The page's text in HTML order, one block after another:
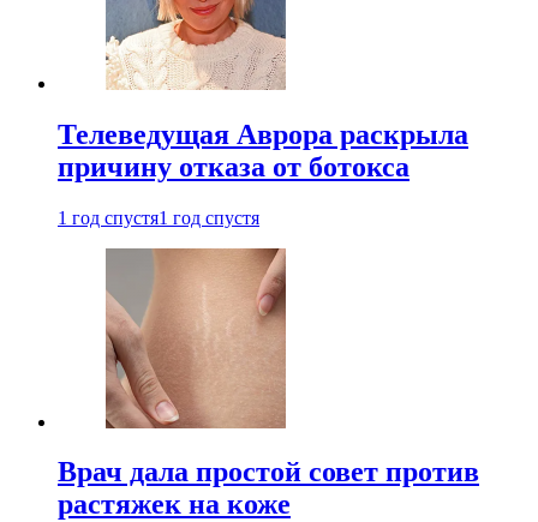
Телеведущая Аврора раскрыла
причину отказа от ботокса
1 год спустя1 год спустя
Врач дала простой совет против
растяжек на коже